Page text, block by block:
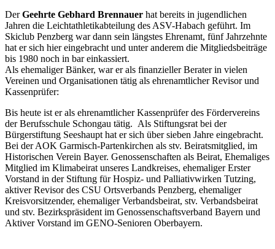
DerGeehrte Gebhard Brennauer hat bereits in jugendlichen
Jahren die Leichtathletikabteilung des ASV-Habach geführt. Im
Skiclub Penzberg war dann sein längstes Ehrenamt, fünf Jahrzehnte
hat er sich hier eingebracht und unter anderem die Mitgliedsbeiträge
bis 1980 noch in bar einkassiert.
Als ehemaliger Bänker, war er als finanzieller Berater in vielen
Vereinen und Organisationen tätig als ehrenamtlicher Revisor und
Kassenprüfer:
Bis heute ist er als ehrenamtlicher Kassenprüfer des Fördervereins
der Berufsschule Schongau tätig. Als Stiftungsrat bei der
Bürgerstiftung Seeshaupt hat er sich über sieben Jahre eingebracht.
Bei der AOK Garmisch-Partenkirchen als stv. Beiratsmitglied, im
Historischen Verein Bayer. Genossenschaften als Beirat, Ehemaliges
Mitglied im Klimabeirat unseres Landkreises, ehemaliger Erster
Vorstand in der Stiftung für Hospiz- und Palliativwirken Tutzing,
aktiver Revisor des CSU Ortsverbands Penzberg, ehemaliger
Kreisvorsitzender, ehemaliger Verbandsbeirat, stv. Verbandsbeirat
und stv. Bezirkspräsident im Genossenschaftsverband Bayern und
Aktiver Vorstand im GENO-Senioren Oberbayern.